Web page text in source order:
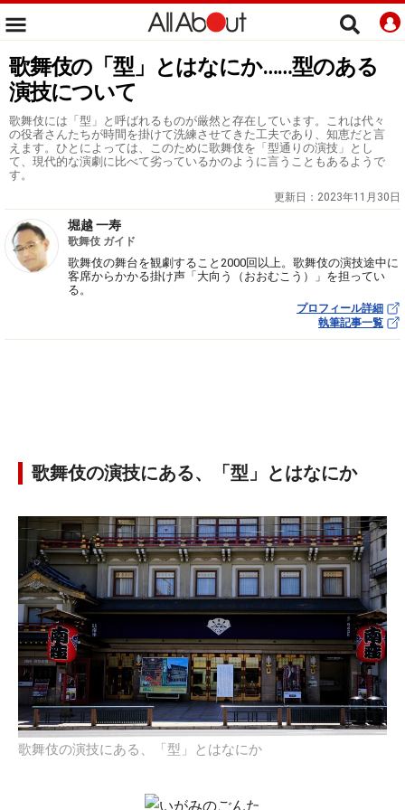
歌舞伎の「型」とはなにか……型のある
演技について
歌舞伎には「型」と呼ばれるものが厳然と存在しています。これは代々
の役者さんたちが時間を掛けて洗練させてきた工夫であり、知恵だと言
えます。ひとによっては、このために歌舞伎を「型通りの演技」とし
て、現代的な演劇に比べて劣っているかのように言うこともあるようで
す。
更新日： 2023年11月30日
堀越 一寿
歌舞伎 ガイド
歌舞伎の舞台を観劇すること2000回以上。歌舞伎の演技途中に
客席からかかる掛け声「大向う（おおむこう）」を担ってい
る。
プロフィール詳細
執筆記事一覧
歌舞伎の演技にある、「型」とはなにか
歌舞伎の演技にある、「型」とはなにか